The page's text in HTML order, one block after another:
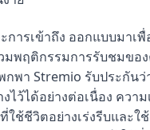
ารเข้าถึง ออกแบบมาเ
พฤติกรรมการรับชมขอ
พา Stremio รับประกัน
ว้ได้อย่างต่อเนื่อง ควา
ชีวิตอย่างเร่งรีบและใ